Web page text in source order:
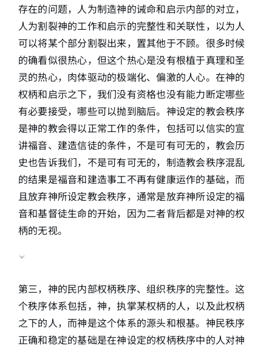
存在的问题，人为制造神的诫命和启示内部的对立，
人为割裂神的工作和启示的完整性和关联性，以为人
可以将某个部分割裂出来，置其他于不顾。很多时候
的确看似很热心，但这个热心是没有根植于真理和圣
灵的热心，肉体驱动的极端化、偏激的人心。在神的
权柄和启示之下，我们没有资格也没有能力断定哪些
有必要接受，哪些可以抛到脑后。神设定的教会秩序
是神的教会得以正常工作的条件，包括可以信实的宣
讲福音、建造信徒的条件，不是可有可无的，教会历
史也告诉我们，不是可有可无的，制造教会秩序混乱
的结果是福音和建造事工不再有健康运作的基础，而
且放弃神所设定教会秩序，通常是放弃神所设定的福
音和基督徒生命的开始，因为二者背后都是对神的权
柄的无视。
第三，神的民内部权柄秩序、组织秩序的完整性。这
个秩序体系包括，神，执掌某权柄的人，以及此权柄
之下的人，而神是这个体系的源头和根基。神民秩序
正确和稳定的基础是在神设定的权柄秩序中的人对神